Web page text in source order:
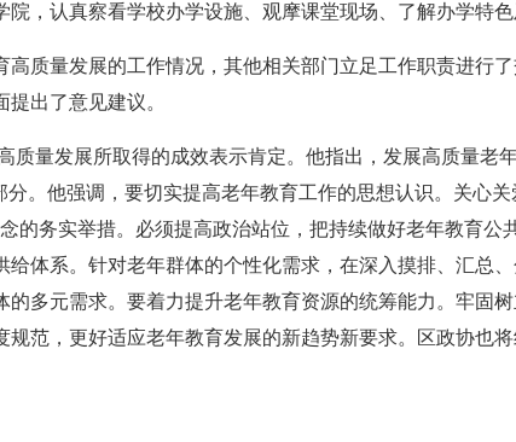
，认真察看学校办学设施、观摩课堂现场、了解办学特
质量发展的工作情况，其他相关部门立足工作职责进行
出了意见建议。
质量发展所取得的成效表示肯定。他指出，发展高质量老
。他强调，要切实提高老年教育工作的思想认识。关心
的务实举措。必须提高政治站位，把持续做好老年教育
体系。针对老年群体的个性化需求，在深入摸排、汇总
多元需求。要着力提升老年教育资源的统筹能力。牢固
范，更好适应老年教育发展的新趋势新要求。区政协也